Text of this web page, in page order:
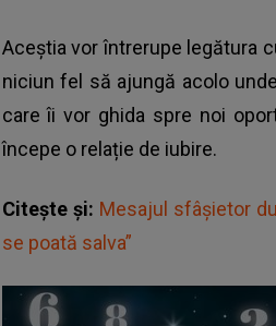
Aceștia vor întrerupe legătura
niciun fel să ajungă acolo
care îi vor ghida spre noi
începe o relație de iubire.
Citește și: Mesajul sfâșietor
se poată salva”